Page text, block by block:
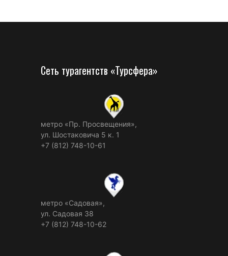
Сеть турагентств «Турсфера»
метро «Пр. Просвещения»,
ул. Шостаковича 5 к. 1
+7 (812) 748-10-61
метро «Садовая»,
ул. Садовая 38
+7 (812) 748-10-62